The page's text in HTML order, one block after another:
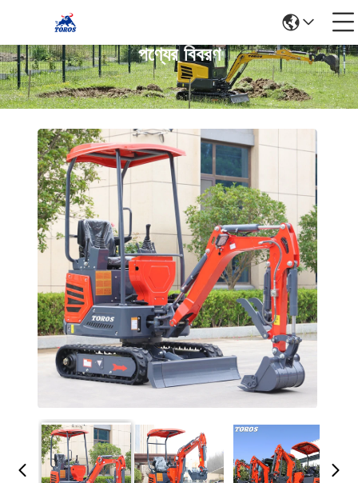
পণ্যের বিবরণ